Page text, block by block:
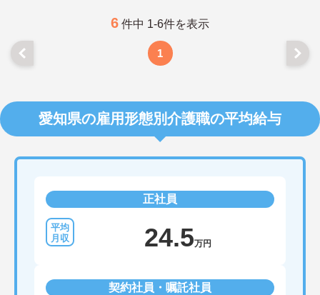
6 件中 1-6件を表示
1
愛知県の雇用形態別介護職の平均給与
正社員
24.5万円
契約社員・嘱託社員